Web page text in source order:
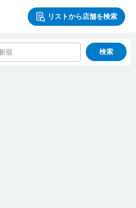
リストから店舗を検索
検索